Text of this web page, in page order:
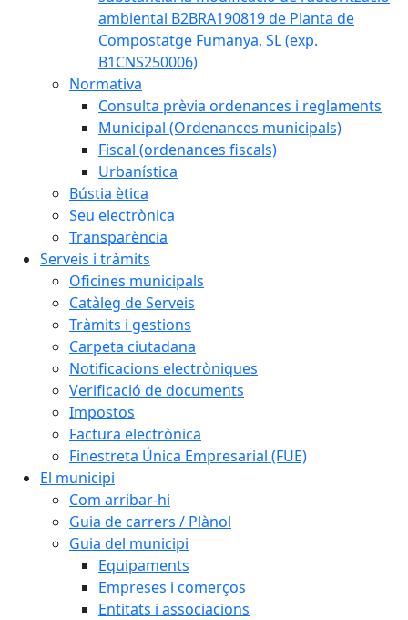
ambiental B2BRA190819 de Planta de
Compostatge Fumanya, SL (exp.
B1CNS250006)
Normativa
Consulta prèvia ordenances i reglaments
Municipal (Ordenances municipals)
Fiscal (ordenances fiscals)
Urbanística
Bústia ètica
Seu electrònica
Transparència
Serveis i tràmits
Oficines municipals
Catàleg de Serveis
Tràmits i gestions
Carpeta ciutadana
Notificacions electròniques
Verificació de documents
Impostos
Factura electrònica
Finestreta Única Empresarial (FUE)
El municipi
Com arribar-hi
Guia de carrers / Plànol
Guia del municipi
Equipaments
Empreses i comerços
Entitats i associacions